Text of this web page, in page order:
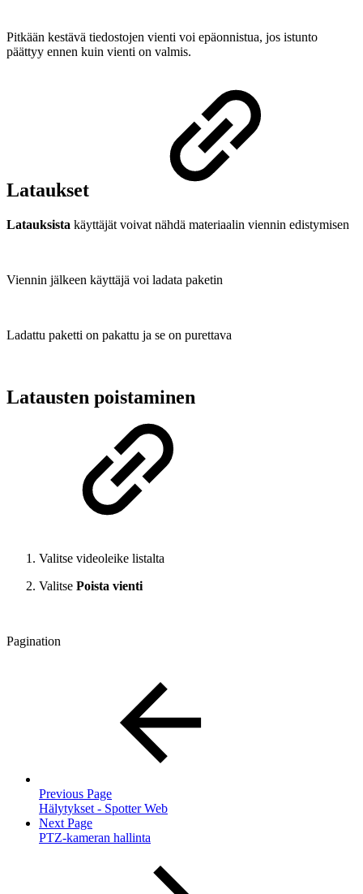
Pitkään kestävä tiedostojen vienti voi epäonnistua, jos istunto
päättyy ennen kuin vienti on valmis.
Lataukset
Latauksista käyttäjät voivat nähdä materiaalin viennin edistymisen
Viennin jälkeen käyttäjä voi ladata paketin
Ladattu paketti on pakattu ja se on purettava
Latausten poistaminen
Valitse videoleike listalta
Valitse Poista vienti
Pagination
Previous Page
Hälytykset - Spotter Web
Next Page
PTZ-kameran hallinta